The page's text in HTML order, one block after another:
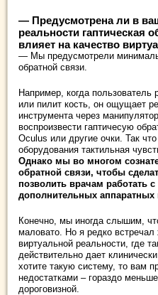
— Предусмотрена ли в
реальности гаптическая
влияет на качество
— Мы предусмотрели
обратной связи.
Например, когда пользователь
или пилит кость, он ощущает
инструмента через
воспроизвести гаптичесую
Oculus или другие очки. Так
оборудования тактильная
Однако мы во многом
обратной связи, чтобы
позволить врачам работать
дополнительных аппаратных
Конечно, мы иногда слышим,
маловато. Но я редко встречал
виртуальной реальности, где
действительно дает
хотите такую систему, то вам
недостатками – гораздо
дороговизной.